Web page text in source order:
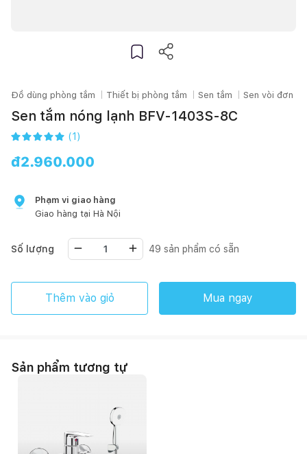
Đồ dùng phòng tắm Thiết bị phòng tắm Sen tắm Sen vòi đơn
Sen tắm nóng lạnh BFV-1403S-8C
(1 )
đ2.960.000
Phạm vi giao hàng
Giao hàng tại Hà Nội
Số lượng 49 sản phẩm có sẵn
Thêm vào giỏ Mua ngay
Sản phẩm tương tự